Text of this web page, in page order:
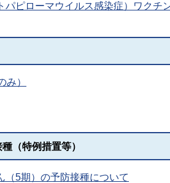
パピローマウイルス感染症）ワクチ
み）
（特例措置等）
（5期）の予防接種について